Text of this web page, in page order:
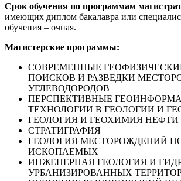
Срок обучения по программам
имеющих диплом бакалавра или
обучения – очная.
Магистерские программы:
СОВРЕМЕННЫЕ
ПОИСКОВ И РАЗВЕДКИ
УГЛЕВОДОРОДОВ
ПЕРСПЕКТИВНЫЕ
ТЕХНОЛОГИИ В ГЕОЛОГИИ И
ГЕОЛОГИЯ И ГЕОХИМИЯ НЕФТИ
СТРАТИГРАФИЯ
ГЕОЛОГИЯ МЕСТОРОЖДЕНИЙ
ИСКОПАЕМЫХ
ИНЖЕНЕРНАЯ ГЕОЛОГИЯ И
УРБАНИЗИРОВАННЫХ